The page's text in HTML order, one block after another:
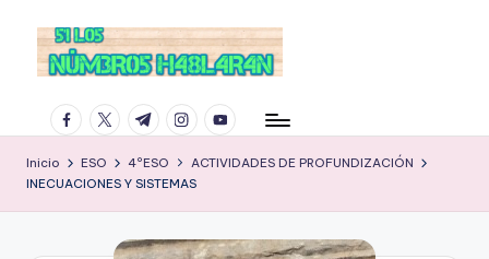
facebook.com
twitter.com
t.me instagram.com
youtube.com
Inicio ESO 4ºESO
ACTIVIDADES DE PROFUNDIZACIÓN
INECUACIONES Y SISTEMAS